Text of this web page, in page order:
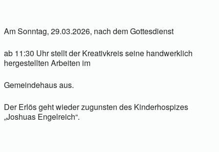
Am Sonntag, 29.03.2026, nach dem Gottesdienst
ab 11:30 Uhr stellt der Kreativkreis seine handwerklich
hergestellten Arbeiten im
Gemeindehaus aus.
Der Erlös geht wieder zugunsten des Kinderhospizes
„Joshuas Engelreich“.